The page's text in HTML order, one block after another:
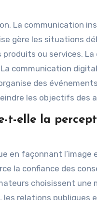
La communication
gère les situations
ou services.
communication
des
les objectifs des
t-elle la
en façonnant l’image
la confiance des
choisissent une
relations publiques